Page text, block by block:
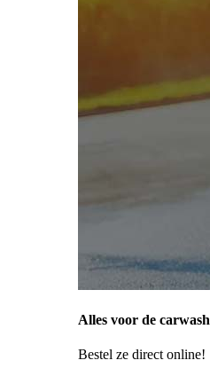
Alles voor de carwash
Bestel ze direct online!